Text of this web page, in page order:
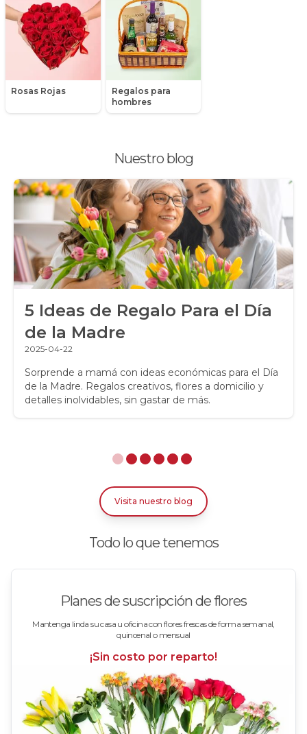
Rosas Rojas
Regalos para
hombres
Nuestro blog
5 Ideas de Regalo Para el Día
de la Madre
2025-04-22
Sorprende a mamá con ideas económicas para el Día
de la Madre. Regalos creativos, flores a domicilio y
detalles inolvidables, sin gastar de más.
Visita nuestro blog
Todo lo que tenemos
Planes de suscripción de flores
Mantenga linda su casa u oficina con flores frescas de forma semanal,
quincenal o mensual
¡Sin costo por reparto!
Nacimientos de niñas
Packs de productos
Peluches
Peonias
Promociones y Ofertas
Ramos de Flores
Ramos de Novia
Ramos de Rosas
Regalos a Domicilio
Regalos para Hombres
Regalos para niños
Rosas
Rosas Amarillas
Rosas Azules
Rosas Bicolor Blancas-Rojas
Rosas Blancas
Rosas Damasco
Rosas en floreros
Rosas Fucsia
Rosas Rojas
Rosas Rosadas